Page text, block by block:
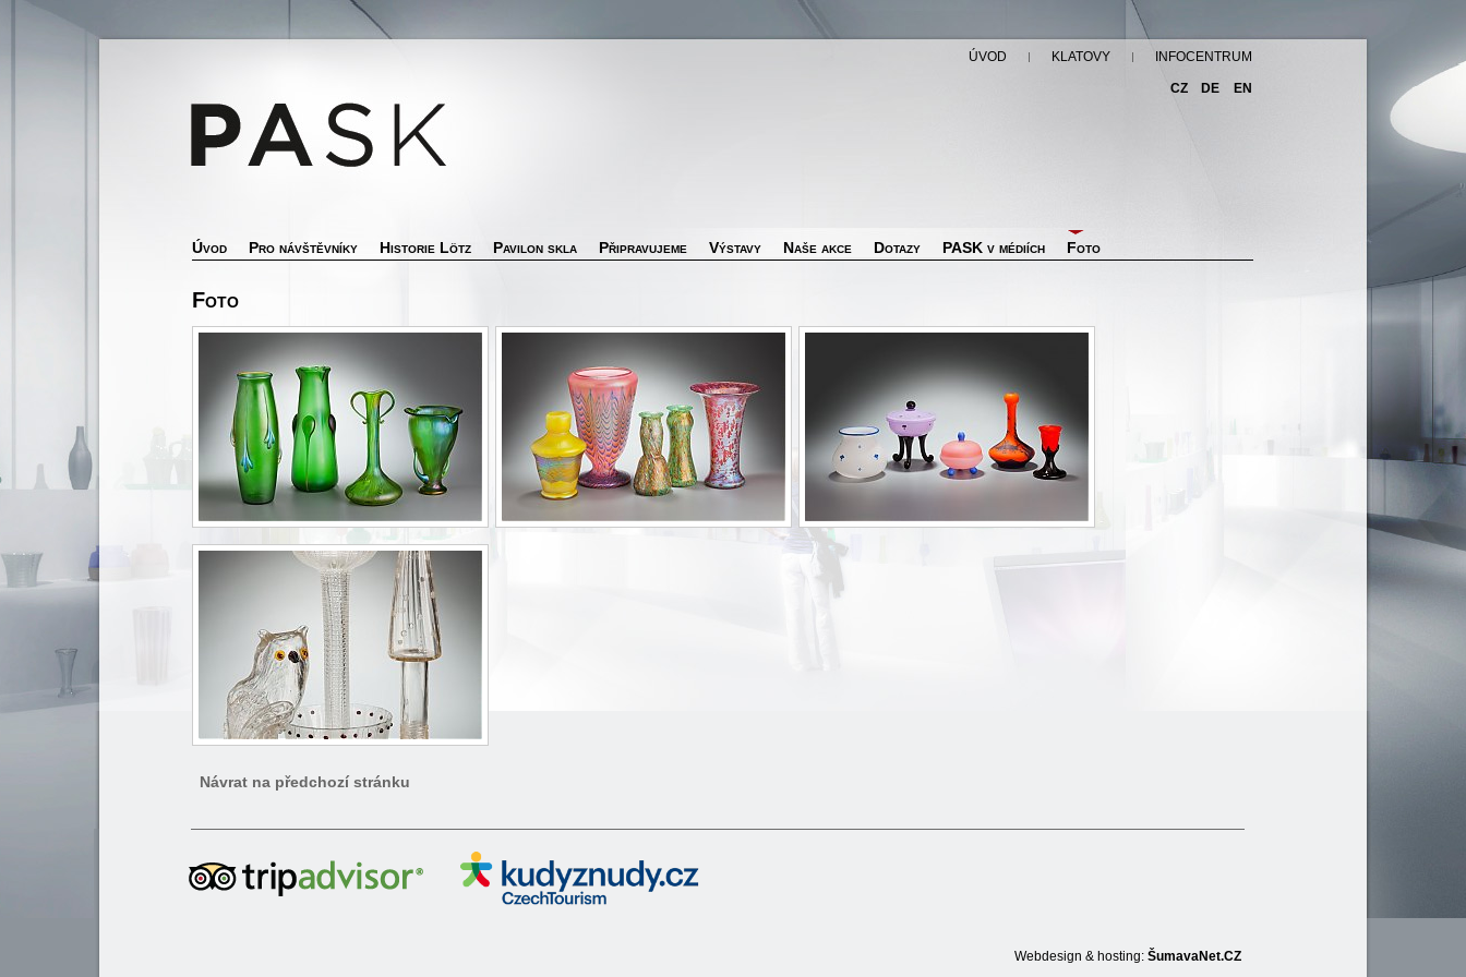
CZ DE EN
ÚVOD KLATOVY INFOCENTRUM
Úvod Pro návštěvníky Historie Lötz Pavilon skla Připravujeme Výstavy Naše akce Dotazy PASK v médiích Foto
Foto
Návrat na předchozí stránku
Webdesign & hosting: ŠumavaNet.CZ